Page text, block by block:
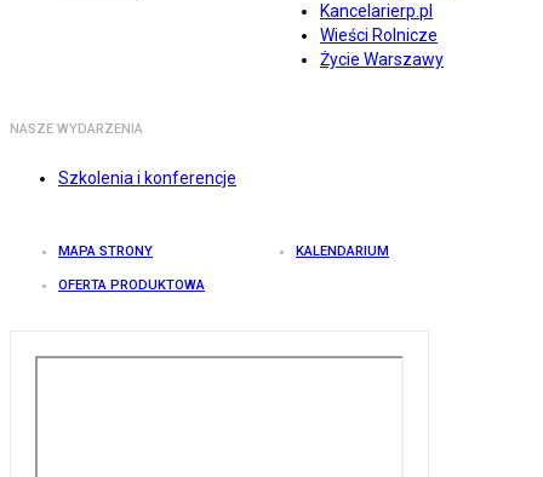
Kancelarierp.pl
Wieści Rolnicze
Życie Warszawy
NASZE WYDARZENIA
Szkolenia i konferencje
MAPA STRONY KALENDARIUM
OFERTA PRODUKTOWA